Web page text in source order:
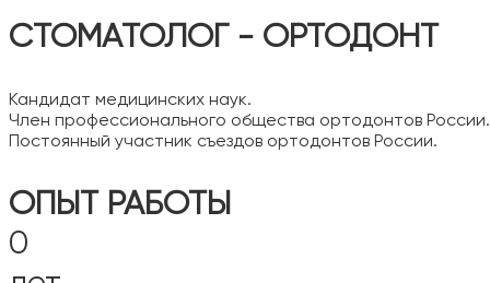
СТОМАТОЛОГ - ОРТОДОНТ
Кандидат медицинских наук.
Член профессионального общества ортодонтов России.
Постоянный участник съездов ортодонтов России.
ОПЫТ РАБОТЫ
0